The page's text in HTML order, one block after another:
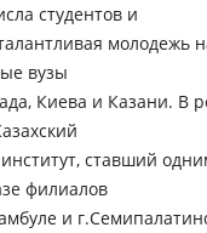
студентов и
молодежь
вузы
Киева и Казани. В
ставший
филиалов
и